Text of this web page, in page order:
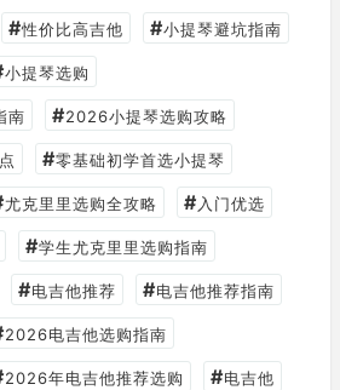
#性价比高吉他 #小提琴避坑指南
小提琴选购
南 #2026小提琴选购攻略
#零基础初学首选小提琴
尤克里里选购全攻略 # 入门优选
#学生尤克里里选购指南
#电吉他推荐 #电吉他推荐指南
2026电吉他选购指南
2026年电吉他推荐选购 #电吉他